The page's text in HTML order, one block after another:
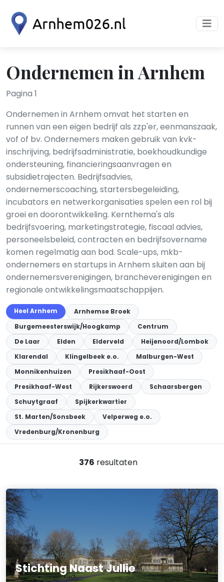
Ondernemen in Arnhem
Pagina 1
Ondernemen in Arnhem omvat het starten en
runnen van een eigen bedrijf als zzp'er, eenmanszaak,
vof of bv. Ondernemers maken gebruik van kvk-
inschrijving, bedrijfsadministratie, boekhoudkundige
ondersteuning, financieringsaanvragen en
subsidietrajecten. Bedrijfsadvies,
ondernemerscoaching, startersbegeleiding,
incubators en netwerkorganisaties spelen een rol bij
groei en doorontwikkeling. Kernthema's als
bedrijfsvoering, marketingstrategie, fiscaal advies,
personeelsbeleid, contracten en bedrijfsovername
komen regelmatig aan bod. Scale-ups, mkb-
ondernemers en startups in Arnhem sluiten aan bij
ondernemersverenigingen, brancheverenigingen en
regionale ontwikkelingsmaatschappijen.
Heel Arnhem
Arnhemse Broek
Burgemeesterswijk/Hoogkamp
Centrum
De Laar
Elden Elderveld
Heijenoord/Lombok
Klarendal
Klingelbeek e.o.
Malburgen-West
Monnikenhuizen
Presikhaaf-Oost
Presikhaaf-West
Rijkerswoerd
Schaarsbergen
Schuytgraaf
Spijkerkwartier
St. Marten/Sonsbeek
Velperweg e.o.
Vredenburg/Kronenburg
376 resultaten
Stichting Naast Jullie